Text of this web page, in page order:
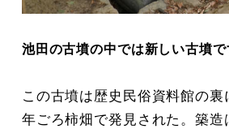
池田の古墳の中では新しい古墳で
この古墳は歴史民俗資料館の
年ごろ柿畑で発見された。築